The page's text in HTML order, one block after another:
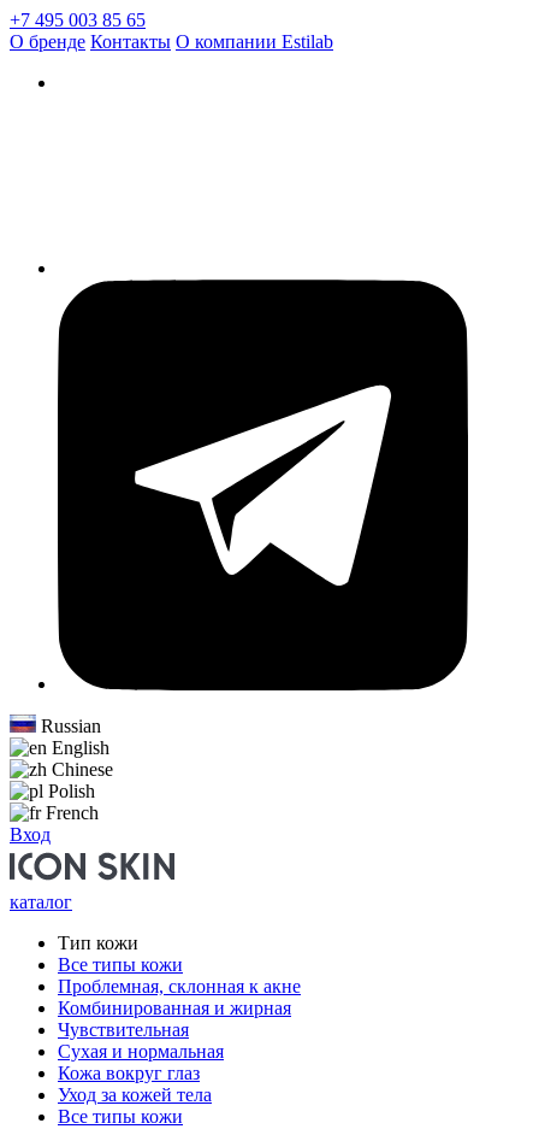
+7 495 003 85 65
О бренде Контакты О компании Estilab
Russian
English
Chinese
Polish
French
Вход
каталог
Тип кожи
Все типы кожи
Проблемная, склонная к акне
Комбинированная и жирная
Чувствительная
Сухая и нормальная
Кожа вокруг глаз
Уход за кожей тела
Все типы кожи